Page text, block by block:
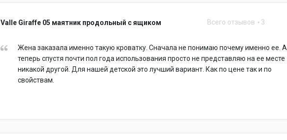
Valle Giraffe 05 маятник продольный с ящиком Всего отзывов 3
Жена заказала именно такую кроватку. Сначала не понимаю почему именно ее. А
теперь спустя почти пол года использования просто не представляю на ее месте
никакой другой. Для нашей детской это лучший вариант. Как по цене так и по
свойствам.